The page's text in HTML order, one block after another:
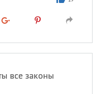
все законы